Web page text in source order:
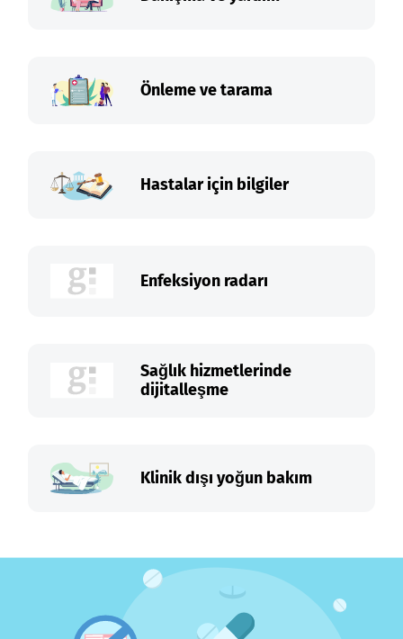
Önleme ve tarama
Hastalar için bilgiler
Enfeksiyon radarı
Sağlık hizmetlerinde
dijitalleşme
Klinik dışı yoğun bakım